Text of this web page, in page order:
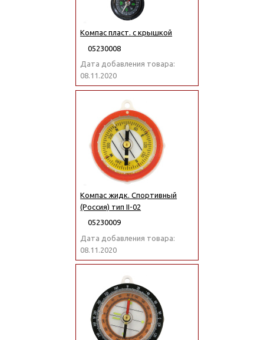
Компас пласт. с крышкой
05230008
Дата добавления товара:
08.11.2020
Компас жидк. Спортивный
(Россия) тип II-02
05230009
Дата добавления товара:
08.11.2020